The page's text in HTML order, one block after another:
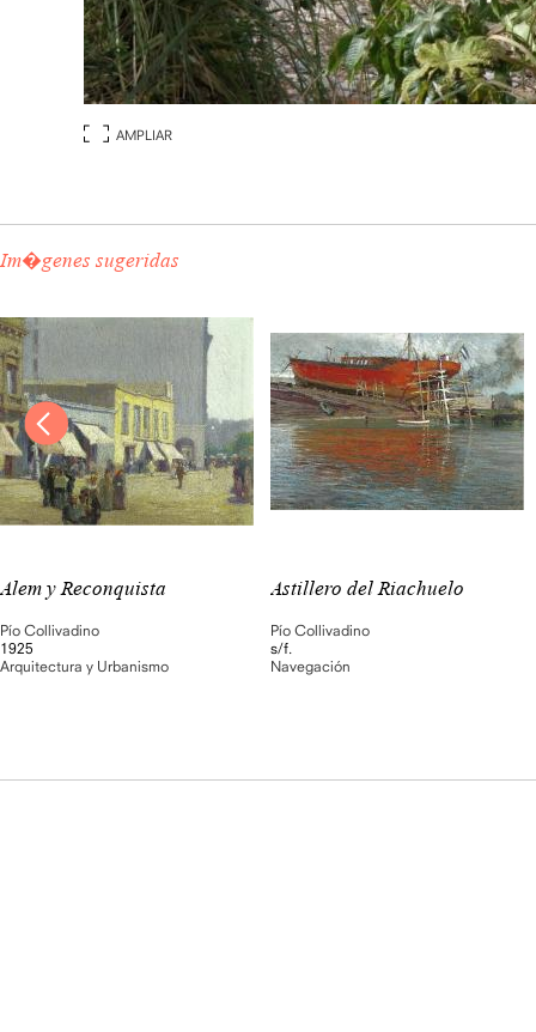
AMPLIAR
Im�genes sugeridas
Alem y Reconquista
Pío Collivadino
1925
Arquitectura y Urbanismo
Astillero del Riachuelo
Pío Collivadino
s/f.
Navegación